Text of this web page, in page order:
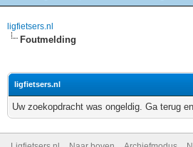
ligfietsers.nl
Foutmelding
ligfietsers.nl
Uw zoekopdracht was ongeldig. Ga terug